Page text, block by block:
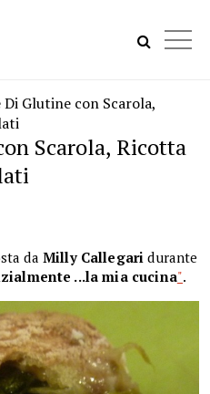
Di Glutine con Scarola,
Scarola, Ricotta
da Milly Callegaridurante
...la mia cucina".